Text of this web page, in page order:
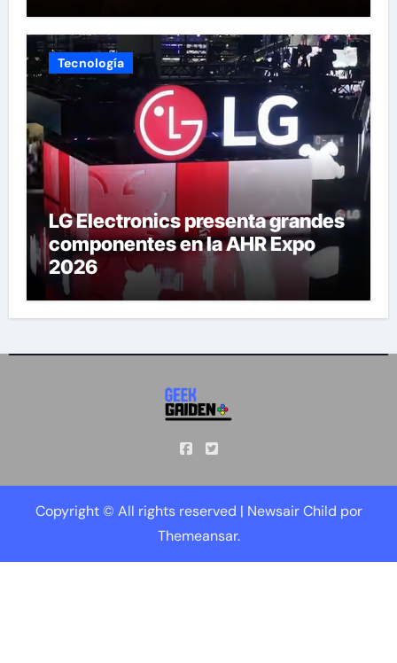
Tecnología
LG Electronics presenta grandes
componentes en la AHR Expo
2026
Copyright © All rights reserved | Newsair Child por
Themeansar.